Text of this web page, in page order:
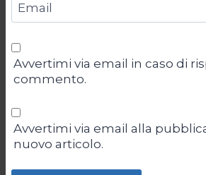
Email
Avvertimi via email in caso di
commento.
Avvertimi via email alla
nuovo articolo.